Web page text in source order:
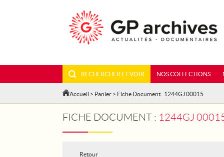
RECHERCHER ET VOIR NOS COLLECTIONS
Accueil > Panier > Fiche Document : 1244GJ 00015
FICHE DOCUMENT : 1244GJ
Retour